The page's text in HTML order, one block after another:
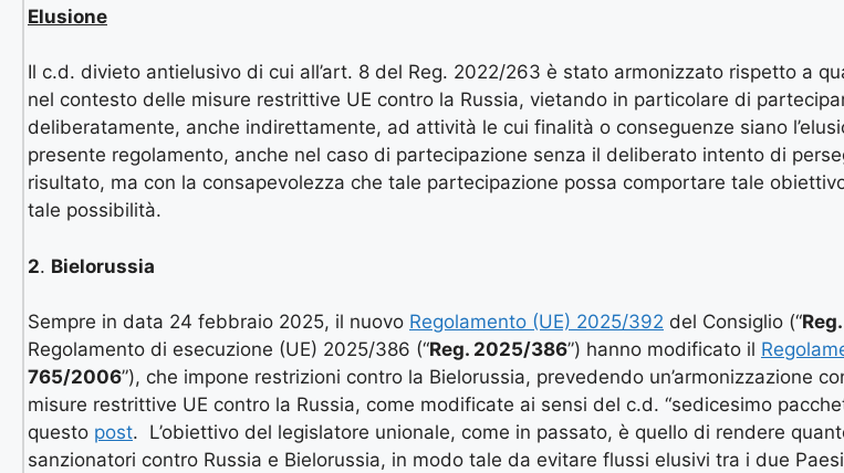
Elusione
Il c.d. divieto antielusivo di cui all’art. 8 del Reg. 2022/263 è stato armonizzato rispetto a
nel contesto delle misure restrittive UE contro la Russia, vietando in particolare di
deliberatamente, anche indirettamente, ad attività le cui finalità o conseguenze siano
presente regolamento, anche nel caso di partecipazione senza il deliberato intento di
risultato, ma con la consapevolezza che tale partecipazione possa comportare tale
tale possibilità.
2. Bielorussia
Sempre in data 24 febbraio 2025, il nuovo Regolamento (UE) 2025/392 del Consiglio (“
Regolamento di esecuzione (UE) 2025/386 (“Reg. 2025/386”) hanno modificato il
765/2006”), che impone restrizioni contro la Bielorussia, prevedendo un’armonizzazione
misure restrittive UE contro la Russia, come modificate ai sensi del c.d. “sedicesimo
questo post. L’obiettivo del legislatore unionale, come in passato, è quello di rendere
sanzionatori contro Russia e Bielorussia, in modo tale da evitare flussi elusivi tra i due